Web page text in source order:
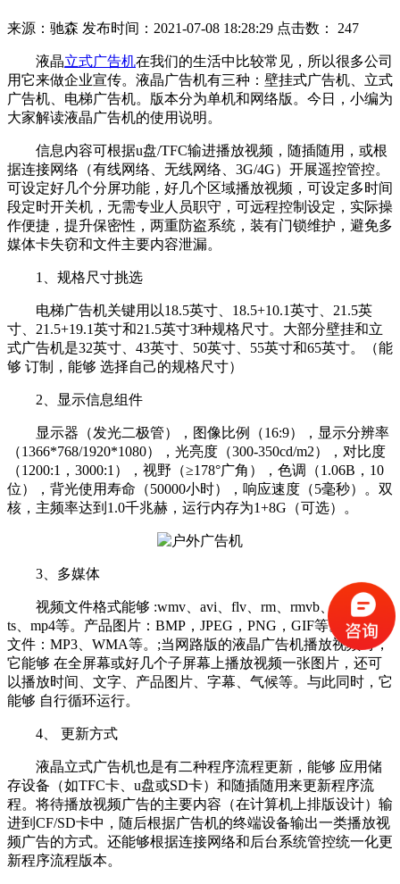
来源：驰森 发布时间：2021-07-08 18:28:29 点击数： 247
液晶立式广告机在我们的生活中比较常见，所以很多公司
用它来做企业宣传。液晶广告机有三种：壁挂式广告机、立式
广告机、电梯广告机。版本分为单机和网络版。今日，小编为
大家解读液晶广告机的使用说明。
信息内容可根据u盘/TFC输进播放视频，随插随用，或根
据连接网络（有线网络、无线网络、3G/4G）开展遥控管控。
可设定好几个分屏功能，好几个区域播放视频，可设定多时间
段定时开关机，无需专业人员职守，可远程控制设定，实际操
作便捷，提升保密性，两重防盗系统，装有门锁维护，避免多
媒体卡失窃和文件主要内容泄漏。
1、规格尺寸挑选
电梯广告机关键用以18.5英寸、18.5+10.1英寸、21.5英
寸、21.5+19.1英寸和21.5英寸3种规格尺寸。大部分壁挂和立
式广告机是32英寸、43英寸、50英寸、55英寸和65英寸。（能
够 订制，能够 选择自己的规格尺寸）
2、显示信息组件
显示器（发光二极管），图像比例（16:9），显示分辨率
（1366*768/1920*1080），光亮度（300-350cd/m2），对比度
（1200:1，3000:1），视野（≥178°广角），色调（1.06B，10
位），背光使用寿命（50000小时），响应速度（5毫秒）。双
核，主频率达到1.0千兆赫，运行内存为1+8G（可选）。
3、多媒体
视频文件格式能够 :wmv、avi、flv、rm、rmvb、mpeg、
ts、mp4等。产品图片：BMP，JPEG，PNG，GIF等。、音频
文件：MP3、WMA等。;当网路版的液晶广告机播放视频时，
它能够 在全屏幕或好几个子屏幕上播放视频一张图片，还可
以播放时间、文字、产品图片、字幕、气候等。与此同时，它
能够 自行循环运行。
4、 更新方式
液晶立式广告机也是有二种程序流程更新，能够 应用储
存设备（如TFC卡、u盘或SD卡）和随插随用来更新程序流
程。将待播放视频广告的主要内容（在计算机上排版设计）输
进到CF/SD卡中，随后根据广告机的终端设备输出一类播放视
频广告的方式。还能够根据连接网络和后台系统管控统一化更
新程序流程版本。